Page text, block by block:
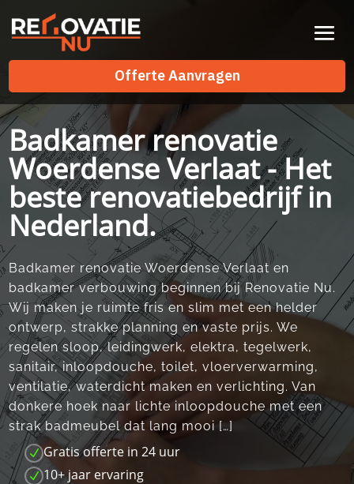
Offerte Aanvragen
Offerte Aanvragen
Badkamer renovatie
Woerdense Verlaat - Het
beste renovatiebedrijf in
Nederland.
Badkamer renovatie Woerdense Verlaat en
badkamer verbouwing beginnen bij Renovatie Nu.​
Wij maken je ruimte fris en slim met een helder
ontwerp, strakke planning en vaste prijs.​ We
regelen sloop, leidingwerk, elektra, tegelwerk,
sanitair, inloopdouche, toilet, vloerverwarming,
ventilatie, waterdicht maken en verlichting.​ Van
donkere hoek naar lichte inloopdouche met een
strak badmeubel dat lang mooi […]
N Gratis offerte in 24 uur
N 10+ jaar ervaring